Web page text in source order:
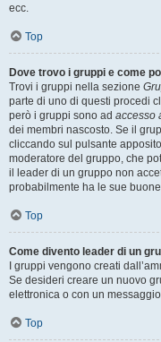
ecc.
Top
Dove trovo i gruppi e come
Trovi i gruppi nella sezione
parte di uno di questi procedi
però i gruppi sono ad accesso
dei membri nascosto. Se il
cliccando sul pulsante
moderatore del gruppo, che
il leader di un gruppo non
probabilmente ha le sue
Top
Come divento leader di un
I gruppi vengono creati
Se desideri creare un nuovo
elettronica o con un
Top